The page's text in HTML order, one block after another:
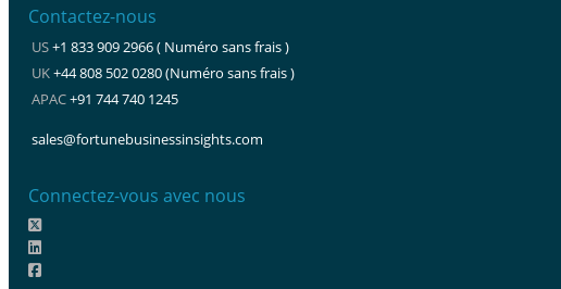
Contactez-nous
US+1 833 909 2966 ( Numéro sans frais )
UK+44 808 502 0280 (Numéro sans frais )
APAC+91 744 740 1245
sales@fortunebusinessinsights.com
Connectez-vous avec nous